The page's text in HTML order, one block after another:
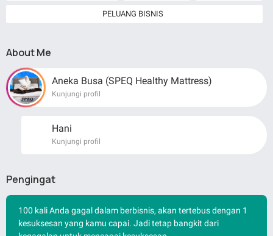
PELUANG BISNIS
About Me
Aneka Busa (SPEQ Healthy Mattress)
Kunjungi profil
Hani
Kunjungi profil
Pengingat
100 kali Anda gagal dalam berbisnis, akan tertebus dengan 1
kesuksesan yang kamu capai. Jadi tetap bangkit dari